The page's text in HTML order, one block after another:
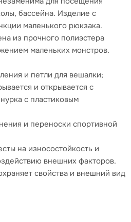
бассейна. Изделие с
маленького рюкзака.
из прочного полиэстера
маленьких монстров.
и петли для вешалки;
и открывается с
с пластиковым
и переноски спортивной
на износостойкость и
внешних факторов.
свойства и внешний вид